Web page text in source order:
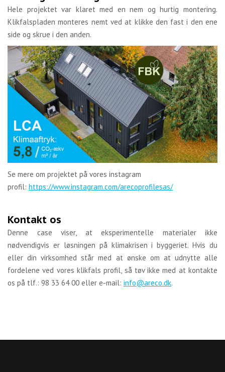
Hele projektet var klaret med en nem og hurtig montering.
Klikfalspladen monteres nemt ved at klikke den fast i den ene
side og skrue i den anden.
Se mere om projektet på vores instagram
profil: https://www.instagram.com/arecoprofilesas/
Kontakt os
Denne case viser, at eksperimentelle materialer ikke
nødvendigvis er løsningen på klimakrisen i byggeriet. Hvis du
eller din virksomhed står med at ønske om at udnytte alle
fordelene ved vores klikfals profil, så tøv ikke med at kontakte
os på tlf.: 98 33 64 00 eller e-mail: info@areco.dk.